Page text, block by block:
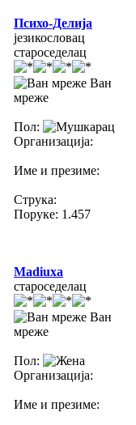
Психо-Делија
језикословац
староседелац
Ван
мреже
Пол:
Организација:
Име и презиме:
Струка:
Поруке: 1.457
Madiuxa
староседелац
Ван
мреже
Пол:
Организација:
Име и презиме: